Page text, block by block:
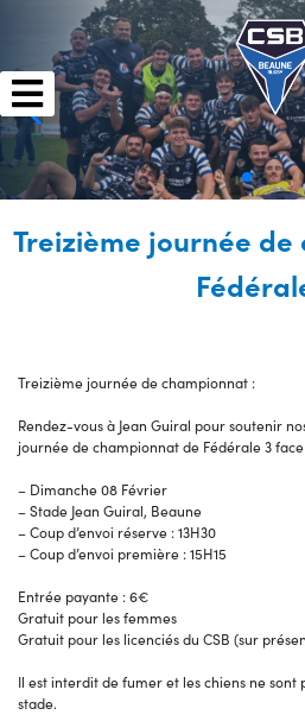
Treizième journée
Treizième journée de championnat :
Rendez-vous à Jean Guiral pour soutenir
journée de championnat de Fédérale 3
– Dimanche 08 Février
– Stade Jean Guiral, Beaune
– Coup d’envoi réserve : 13H30
– Coup d’envoi première : 15H15
Entrée payante : 6€
Gratuit pour les femmes
Gratuit pour les licenciés du CSB (sur
Il est interdit de fumer et les chiens ne sont
stade.